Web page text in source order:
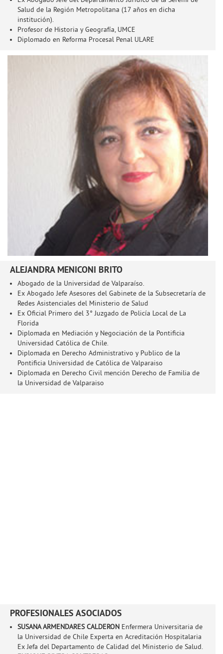
Salud de la Región Metropolitana (17 años en dicha
institución).
Profesor de Historia y Geografía, UMCE
Diplomado en Reforma Procesal Penal ULARE
ALEJANDRA MENICONI BRITO
Abogado de la Universidad de Valparaíso.
Ex Abogado Jefe Asesores del Gabinete de la Subsecretaría de
Redes Asistenciales del Ministerio de Salud
Ex Oficial Primero del 3° Juzgado de Policía Local de La
Florida
Diplomada en Mediación y Negociación de la Pontificia
Universidad Católica de Chile.
Diplomada en Derecho Administrativo y Publico de la
Pontificia Universidad de Católica de Valparaiso
Diplomada en Derecho Civil mención Derecho de Familia de
la Universidad de Valparaiso
PROFESIONALES ASOCIADOS
SUSANA ARMENDARES CALDERON Enfermera Universitaria de
la Universidad de Chile Experta en Acreditación Hospitalaria
Ex Jefa del Departamento de Calidad del Ministerio de Salud.